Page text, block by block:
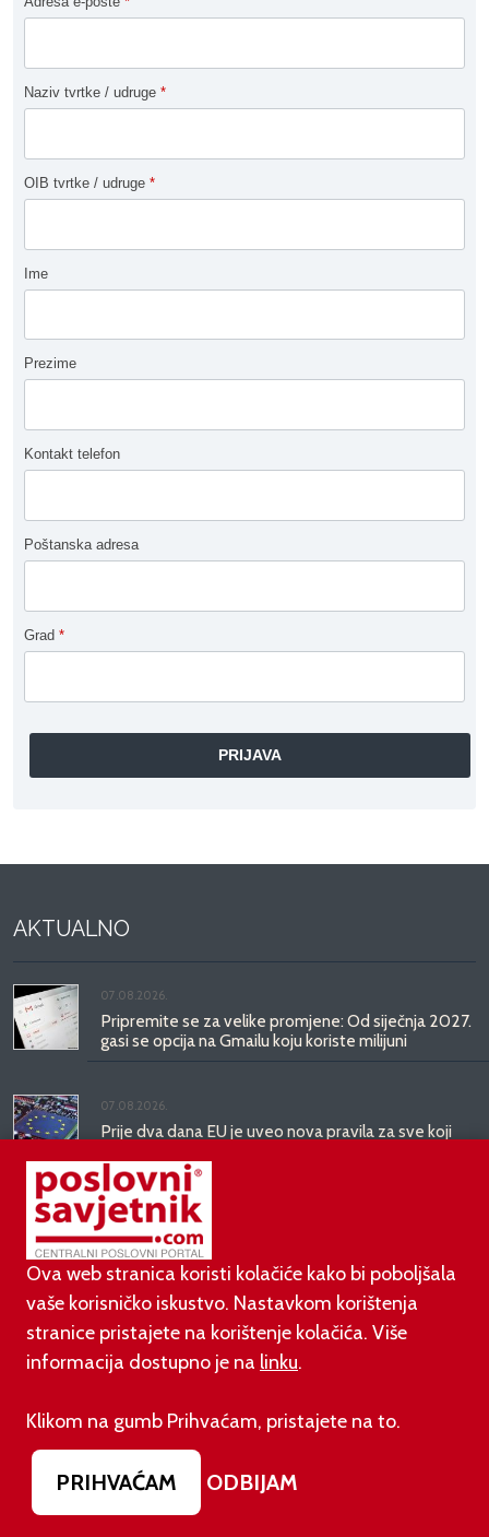
Naziv tvrtke / udruge *
OIB tvrtke / udruge *
Ime
Prezime
Kontakt telefon
Poštanska adresa
Grad *
AKTUALNO
07.08.2026.
Pripremite se za velike promjene: Od siječnja 2027.
gasi se opcija na Gmailu koju koriste milijuni
07.08.2026.
Prije dva dana EU je uveo nova pravila za sve koji
03.08.2026.
Otvoren jedan od najvećih family hotela na
srednjem Jadranu
01.08.2026.
Novi zakon o najmu bolje štiti najmoprimce, ali i
najmodavce
PODUZETNIŠTVO
Ova web stranica koristi kolačiće kako bi poboljšala
vaše korisničko iskustvo. Nastavkom korištenja
stranice pristajete na korištenje kolačića. Više
informacija dostupno je na linku.
Klikom na gumb Prihvaćam, pristajete na to.
PRIHVAĆAM ODBIJAM